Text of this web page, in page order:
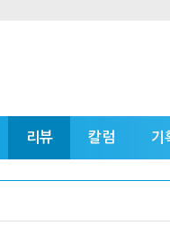
리뷰 칼럼 기